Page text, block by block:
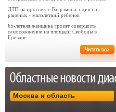
ДТП на проспекте Баграмяна: один из
раненых - малолетний ребенок
65-летняя женщина грозит совершить
самосожжение на площади Свободы в
Ереване
Москва и область